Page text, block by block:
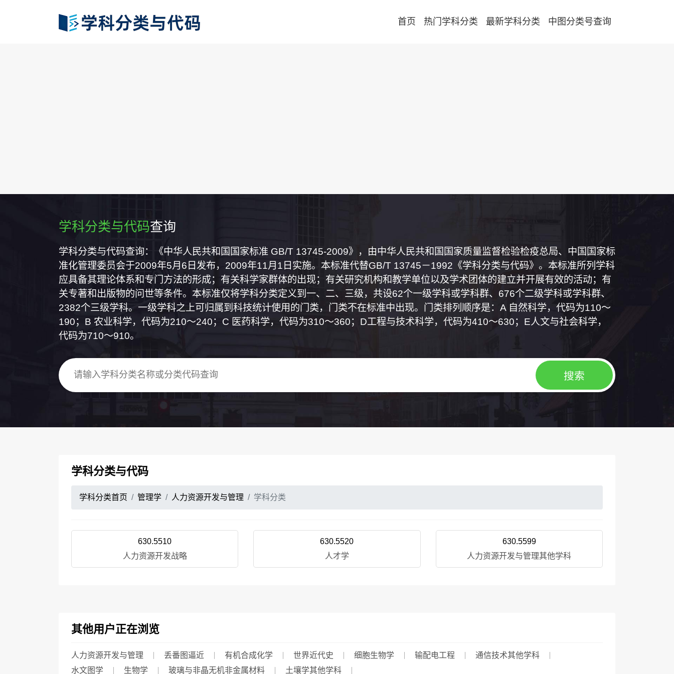
首页 热门学科分类 最新学科分类 中图分类号查询
学科分类与代码查询
学科分类与代码查询：《中华人民共和国国家标准 GB/T 13745-2009》，由中华人民共和国国家质量监督检验检疫总局、中国国家标
准化管理委员会于2009年5月6日发布，2009年11月1日实施。本标准代替GB/T 13745－1992《学科分类与代码》。本标准所列学科
应具备其理论体系和专门方法的形成；有关科学家群体的出现；有关研究机构和教学单位以及学术团体的建立并开展有效的活动；有
关专著和出版物的问世等条件。本标准仅将学科分类定义到一、二、三级，共设62个一级学科或学科群、676个二级学科或学科群、
2382个三级学科。一级学科之上可归属到科技统计使用的门类，门类不在标准中出现。门类排列顺序是：A 自然科学，代码为110～
190；B 农业科学，代码为210～240；C 医药科学，代码为310～360；D工程与技术科学，代码为410～630；E人文与社会科学，
代码为710～910。
学科分类与代码
学科分类首页 管理学 人力资源开发与管理 学科分类
630.5510
人力资源开发战略
630.5520
人才学
630.5599
人力资源开发与管理其他学科
其他用户正在浏览
人力资源开发与管理 丢番图逼近 有机合成化学 世界近代史 细胞生物学 输配电工程
通信技术其他学科
水文图学
生物学 玻璃与非晶无机非金属材料 土壤学其他学科